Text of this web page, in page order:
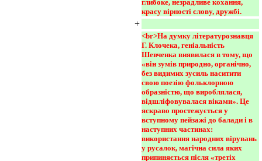
глибоке, незрадливе кохання,
красу вірності слову, дружбі.
+
<br>На думку літературознавця
Г. Клочека, геніальність
Шевченка виявилася в тому, що
«він зумів природно, органічно,
без видимих зусиль наситити
свою поезію фольклорною
образністю, що вироблялася,
відшліфовувалася віками». Це
яскраво простежується у
вступному пейзажі до балади і в
наступних частинах:
використання народних вірувань
у русалок, магічна сила яких
припиняється після «третіх